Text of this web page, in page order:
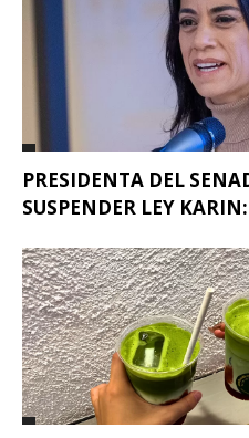
PRESIDENTA DEL
SUSPENDER LEY